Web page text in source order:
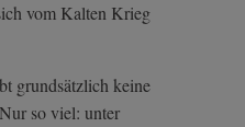
vom Kalten Krieg
grundsätzlich keine
so viel: unter